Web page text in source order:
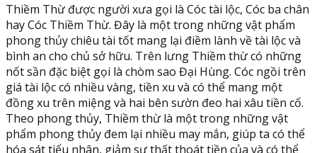
Thiềm Thừ được người xưa gọi là Cóc tài lộc, Cóc ba chân
hay Cóc Thiềm Thừ. Đây là một trong những vật phẩm
phong thủy chiêu tài tốt mang lại điềm lành về tài lộc và
bình an cho chủ sở hữu. Trên lưng Thiềm thừ có những
nốt sần đặc biệt gọi là chòm sao Đại Hùng. Cóc ngồi trên
giá tài lộc có nhiều vàng, tiền xu và có thể mang một
đồng xu trên miệng và hai bên sườn đeo hai xâu tiền cổ.
Theo phong thủy, Thiềm thừ là một trong những vật
phẩm phong thủy đem lại nhiều may mắn, giúp ta có thể
hóa sát tiểu nhân, giảm sự thất thoát tiền của và có thể